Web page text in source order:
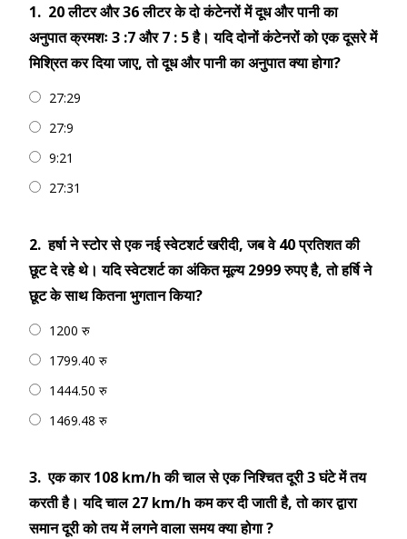
1. 20 लीटर और 36 लीटर के दो कंटेनरों में दूध और पानी का
अनुपात क्रमशः 3 :7 और 7 : 5 है। यदि दोनों कंटेनरों को एक दूसरे में
मिश्रित कर दिया जाए, तो दूध और पानी का अनुपात क्या होगा?
27:29
27:9
9:21
27:31
2. हर्षा ने स्टोर से एक नई स्वेटशर्ट खरीदी, जब वे 40 प्रतिशत की
छूट दे रहे थे। यदि स्वेटशर्ट का अंकित मूल्य 2999 रुपए है, तो हर्षि ने
छूट के साथ कितना भुगतान किया?
1200 रु
1799.40 रु
1444.50 रु
1469.48 रु
3. एक कार 108 km/h की चाल से एक निश्चित दूरी 3 घंटे में तय
करती है। यदि चाल 27 km/h कम कर दी जाती है, तो कार द्वारा
समान दूरी को तय में लगने वाला समय क्या होगा ?